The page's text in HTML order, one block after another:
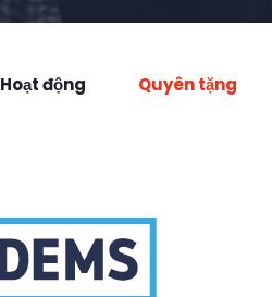
Hoạt động Quyên tặng